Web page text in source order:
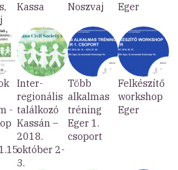
Kassa
Noszvaj
Eger
-
Inter-
regionális
találkozó
Kassán –
2018.
október 2-
3.
Több
alkalmas
tréning
Eger 1.
csoport
Felkészítő
workshop
Eger